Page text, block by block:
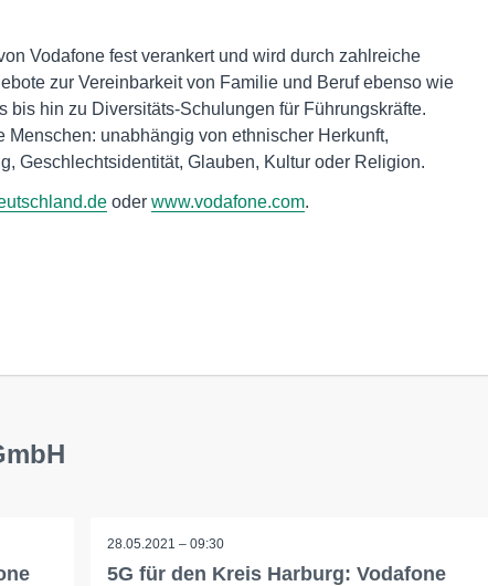
Vodafone fest verankert und wird durch zahlreiche
zur Vereinbarkeit von Familie und Beruf ebenso wie
bis hin zu Diversitäts-Schulungen für Führungskräfte.
unabhängig von ethnischer Herkunft,
Geschlechtsidentität, Glauben, Kultur oder Religion.
oder www.vodafone.com.
28.05.2021 – 09:30
5G für den Kreis Harburg: Vodafone